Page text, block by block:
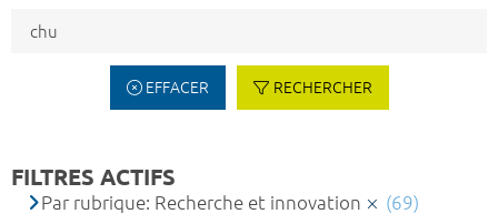
EFFACER RECHERCHER
FILTRES ACTIFS
Par rubrique: Recherche et innovation (69)